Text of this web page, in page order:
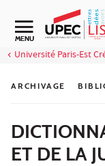
Aller au contenu
MENU
Université Paris-Est
ARCHIVAGE
ET DE LA